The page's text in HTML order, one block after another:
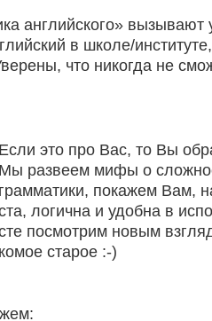
англий­ско­го» вызы­ва­ют
в школе/
что нико­гда не
Если это про Вас, то Вы
Мы раз­ве­ем мифы о
грам­ма­ти­ки, пока­жем Вам,
логич­на и удоб­на в
посмот­рим новым
ко­мое ста­рое :-)